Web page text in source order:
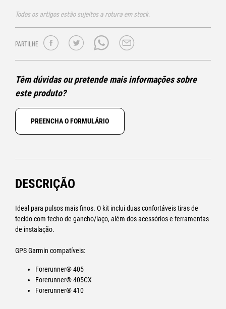
Todos os artigos estão sujeitos a rotura em stock.
PARTILHE
Têm dúvidas ou pretende mais informações sobre
este produto?
PREENCHA O FORMULÁRIO
DESCRIÇÃO
Ideal para pulsos mais finos. O kit inclui duas confortáveis tiras de
tecido com fecho de gancho/laço, além dos acessórios e ferramentas
de instalação.
GPS Garmin compatíveis:
Forerunner® 405
Forerunner® 405CX
Forerunner® 410